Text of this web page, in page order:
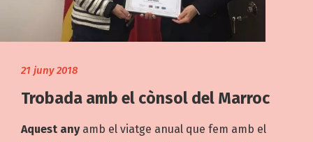
21 juny 2018
Trobada amb el cònsol del Marroc
Aquest anyamb el viatge anual que fem amb el